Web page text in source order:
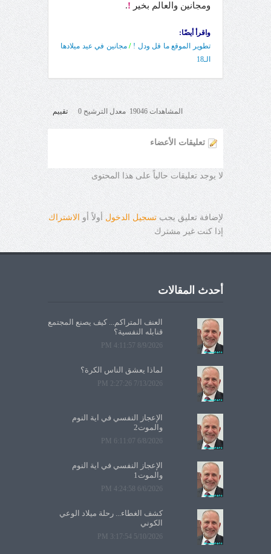
ومجانين والعالم بخير !
.
واقرأ أيضًا:
تطوير الموقع ما قل ودل ! / مجانين في عيد ميلادها
الـ18
المشاهدات 19046 معدل الترشيح 0 تقييم
تعليقات الأعضاء
لا يوجد تعليقات حالياً على هذا المحتوى
لإضافة تعليق يجب تسجيل الدخولأولاً أو
الاشتراك
إذا كنت غير مشترك
أحدث المقالات
العنف المتراكم... كيف يصنع المجتمع
قنابله النفسية؟
8/9/2026 4:11:57 PM
لماذا يعشق الناس الكرة؟
7/13/2026 2:27:26 PM
الإعجاز النفسي في آية النوم
والموت2
6/8/2026 6:11:07 PM
الإعجاز النفسي في آية النوم
والموت1
6/6/2026 4:24:58 PM
كشف الغطاء... رحلة ميلاد الوعي
الكوني
5/10/2026 3:17:54 PM